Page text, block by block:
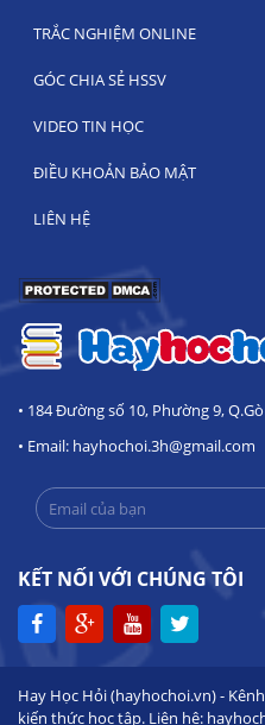
TRẮC NGHIỆM ONLINE
GÓC CHIA SẺ HSSV
VIDEO TIN HỌC
ĐIỀU KHOẢN BẢO MẬT
LIÊN HỆ
• 184 Đường số 10, Phường 9,
• Email: hayhochoi.3h@gmail.com
KẾT NỐI VỚI CHÚNG TÔI
Hay Học Hỏi (hayhochoi.vn) -
kiến thức học tập. Liên hệ: